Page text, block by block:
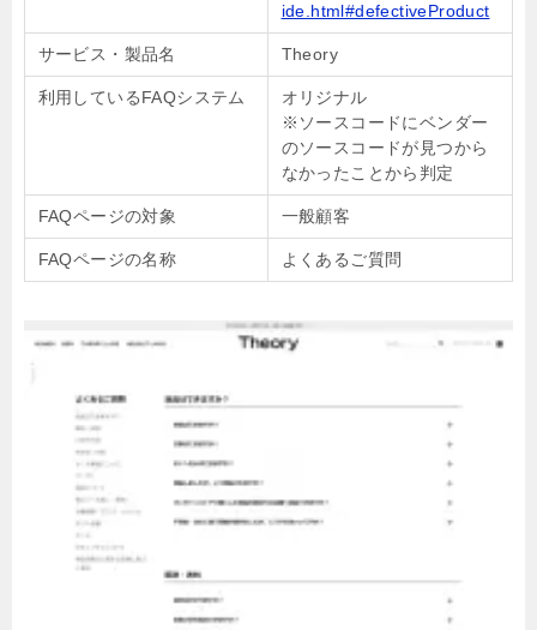
ide.html#defectiveProduct
サービス・製品名 Theory
利用しているFAQシステム
オリジナル
※ソースコードにベンダー
のソースコードが見つから
なかったことから判定
FAQページの対象 一般顧客
FAQページの名称 よくあるご質問